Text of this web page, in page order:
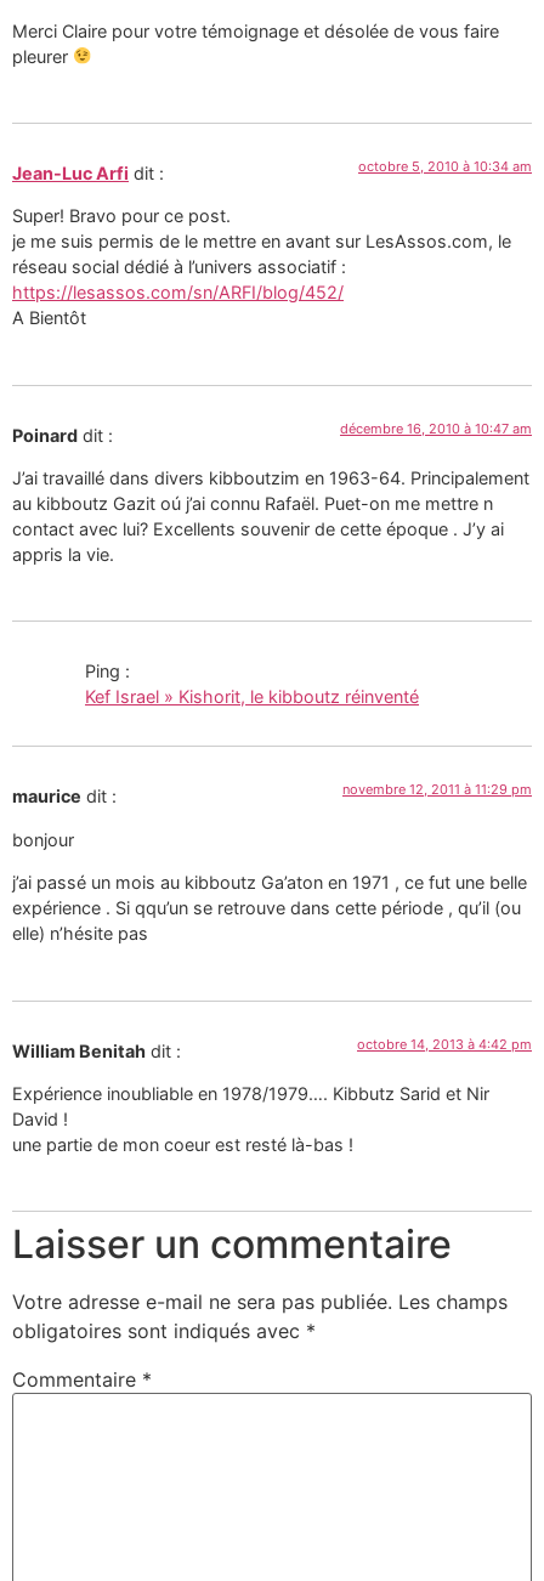
Merci Claire pour votre témoignage et désolée de vous faire
pleurer
Jean-Luc Arfi dit : octobre 5, 2010 à 10:34 am
Super! Bravo pour ce post.
je me suis permis de le mettre en avant sur LesAssos.com, le
réseau social dédié à l’univers associatif :
https://lesassos.com/sn/ARFI/blog/452/
A Bientôt
Poinard dit : décembre 16, 2010 à 10:47 am
J’ai travaillé dans divers kibboutzim en 1963-64. Principalement
au kibboutz Gazit oú j’ai connu Rafaël. Puet-on me mettre n
contact avec lui? Excellents souvenir de cette époque . J’y ai
appris la vie.
Ping :
Kef Israel » Kishorit, le kibboutz réinventé
maurice dit : novembre 12, 2011 à 11:29 pm
bonjour
j’ai passé un mois au kibboutz Ga’aton en 1971 , ce fut une belle
expérience . Si qqu’un se retrouve dans cette période , qu’il (ou
elle) n’hésite pas
William Benitah dit : octobre 14, 2013 à 4:42 pm
Expérience inoubliable en 1978/1979…. Kibbutz Sarid et Nir
David !
une partie de mon coeur est resté là-bas !
Laisser un commentaire
Votre adresse e-mail ne sera pas publiée. Les champs
obligatoires sont indiqués avec *
Commentaire *